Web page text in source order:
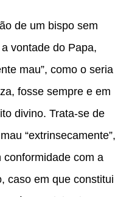
de um bispo sem
vontade do Papa,
mau”, como o seria
fosse sempre e em
divino. Trata-se de
“extrinsecamente”,
com a
caso em que constitui